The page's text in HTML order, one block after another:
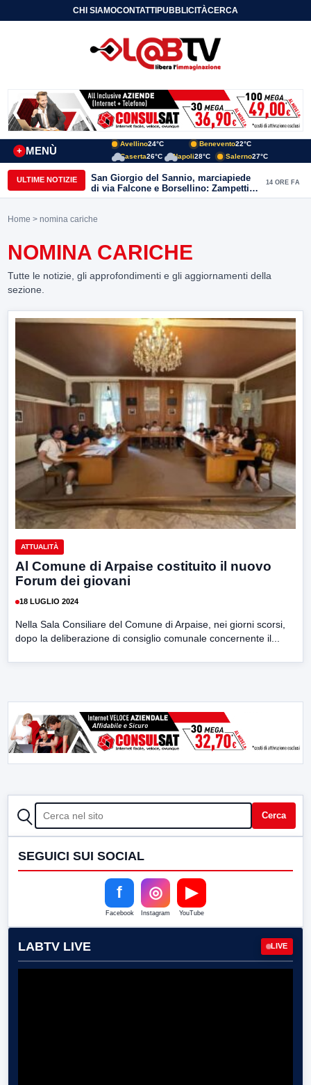
CHI SIAMOCONTATTIPUBBLICITÀCERCA
MENÙ
+
Avellino24°C Benevento22°C
Caserta26°C Napoli28°C Salerno27°C
ULTIME NOTIZIE
San Giorgio del Sannio, marciapiede
di via Falcone e Borsellino: Zampetti e
Lombardi replicano alle polemiche
14 ORE FA
Home > nomina cariche
NOMINA CARICHE
Tutte le notizie, gli approfondimenti e gli aggiornamenti della
sezione.
ATTUALITÀ
Al Comune di Arpaise costituito il nuovo
Forum dei giovani
18 LUGLIO 2024
Nella Sala Consiliare del Comune di Arpaise, nei giorni scorsi,
dopo la deliberazione di consiglio comunale concernente il...
CERCA Cerca
SEGUICI SUI SOCIAL
f
Facebook
◎
Instagram
▶
YouTube
LABTV LIVE LIVE